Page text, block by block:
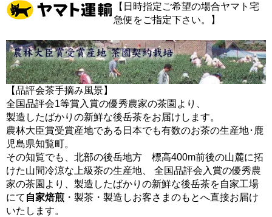
【日時指定ご希望の場合ヤマト宅
急便をご指定下さい。】
【品評会茶手摘み風景】
全国品評会1等賞入賞の優秀農家の茶園より、
製造したばかりの新鮮な後岳茶をお届けします。
農林大臣賞受賞産地である日本でも有数のお茶の生産地･鹿
児島県知覧町。
その知覧でも、北部の後岳地方 標高400m前後の山麓に拓
けた山間冷涼な上級茶の生産地、 全国品評会入賞の優秀農
家の茶園より、製造したばかりの新鮮な後岳茶を自家工場
にて 自家焙煎 ・製茶・製造しお客さまのもとへ直接お届け
いたします。